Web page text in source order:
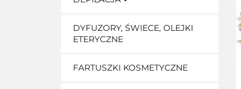
DYFUZORY, ŚWIECE, OLEJKI
ETERYCZNE
FARTUSZKI KOSMETYCZNE